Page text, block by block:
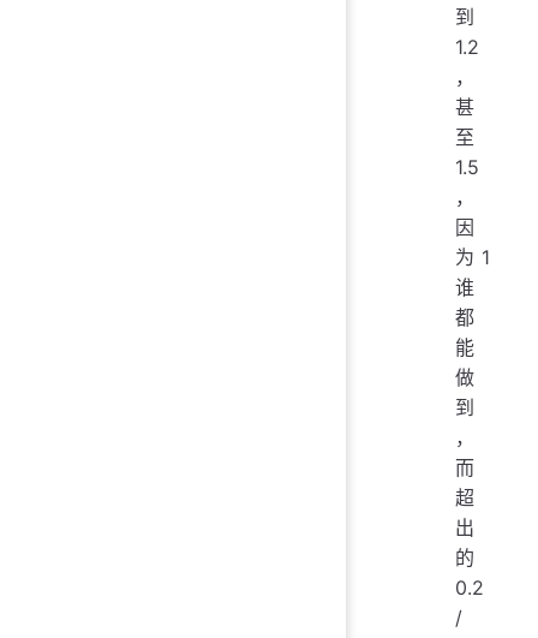
到
1.2
，
甚
至
1.5
，
因
为 1
谁
都
能
做
到
，
而
超
出
的
0.2
/